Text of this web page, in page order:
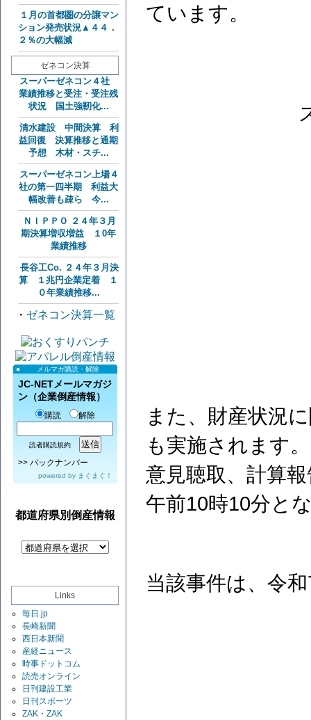
１月の首都圏の分譲マン
ション発売状況▲４４．
２％の大幅減
ゼネコン決算
スーパーゼネコン４社
業績推移と受注・受注残
状況 国土強靭化...
清水建設 中間決算 利
益回復 決算推移と通期
予想 木材・スチ...
スーパーゼネコン上場４
社の第一四半期 利益大
幅改善も疎ら 今...
ＮＩＰＰＯ ２４年３月
期決算増収増益 １0年
業績推移
長谷工Co. ２４年３月決
算 １兆円企業定着 １
０年業績推移...
・ ゼネコン決算一覧
メルマガ購読・解除
JC-NETメールマガジ
ン（企業倒産情報）
購読 解除
読者購読規約
>> バックナンバー
powered by まぐまぐ！
都道府県別倒産情報
Links
毎日.jp
長崎新聞
西日本新聞
産経ニュース
時事ドットコム
読売オンライン
日刊建設工業
日刊スポーツ
ZAK・ZAK
ています。
また、財産状況
も実施されます
意見聴取、計算
午前10時10分と
当該事件は、令